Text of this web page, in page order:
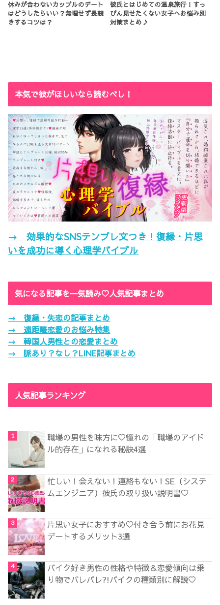
休みが合わないカップルのデート
はどうしたらいい？無理せず長続
きするコツは？
彼氏とはじめての温泉旅行！すっ
ぴん見せたくない女子へお悩み別
対策まとめ♪
本気で彼がほしいなら読むべし！
→ 効果的なSNSテンプレ文つき！復縁・片思
いを成功に導く心理学バイブル
気になる記事を一気読み♡人気記事まとめ
→ 復縁・失恋の記事まとめ
→ 遠距離恋愛のお悩み特集
→ 韓国人男性との恋愛まとめ
→ 脈あり？なし？LINE記事まとめ
人気記事ランキング
職場の男性を味方に♡憧れの「職場のアイド
ル的存在」になれる秘訣4選
忙しい！会えない！連絡もない！SE（システ
ムエンジニア）彼氏の取り扱い説明書♡
片思い女子におすすめ♡付き合う前にお花見
デートするメリット3選
バイク好き男性の性格や特徴＆恋愛傾向は乗
り物でバレバレ?!バイクの種類別に解説♡